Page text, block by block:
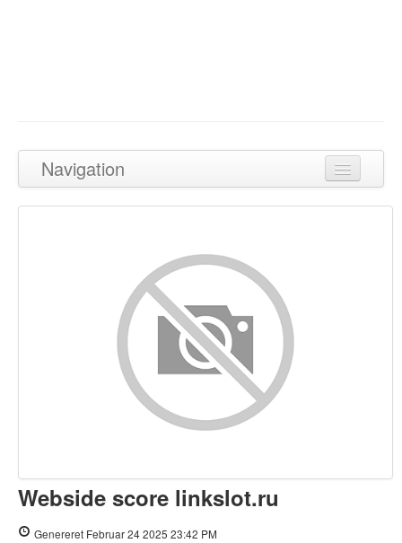
Navigation
Tilbage til toppen
Nøgleord
Brugervenlighed
Dokument
PageSpeed Insights
Webside score linkslot.ru
Genereret Februar 24 2025 23:42 PM